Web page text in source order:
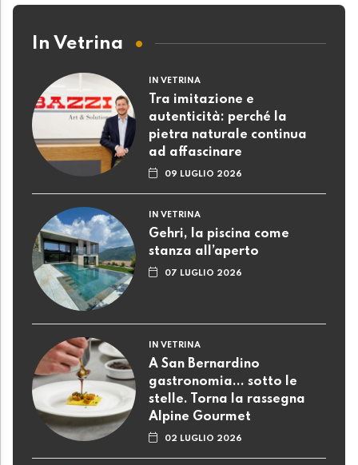
In Vetrina
IN VETRINA
Tra imitazione e
autenticità: perché la
pietra naturale continua
ad affascinare
09 LUGLIO 2026
IN VETRINA
Gehri, la piscina come
stanza all’aperto
07 LUGLIO 2026
IN VETRINA
A San Bernardino
gastronomia... sotto le
stelle. Torna la rassegna
Alpine Gourmet
02 LUGLIO 2026